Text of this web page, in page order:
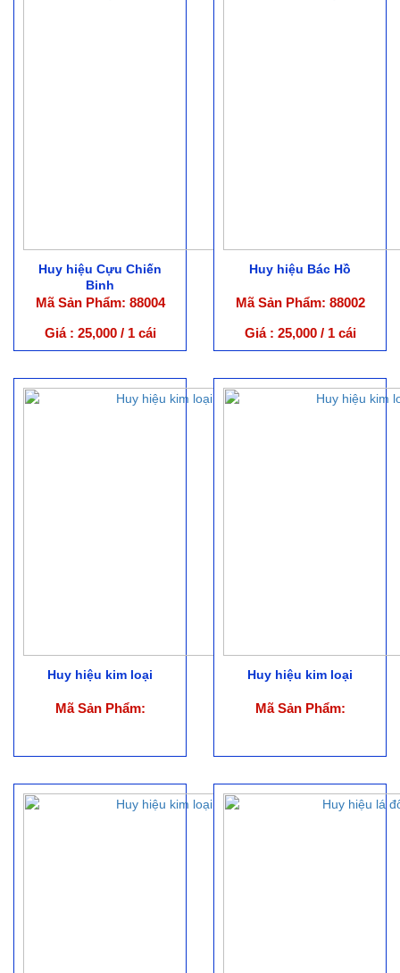
Huy hiệu Cựu Chiến
Binh
Mã Sản Phẩm: 88004
Giá : 25,000 / 1 cái
Huy hiệu Bác Hồ
Mã Sản Phẩm: 88002
Giá : 25,000 / 1 cái
Huy hiệu kim loại
Mã Sản Phẩm:
Huy hiệu kim loại
Mã Sản Phẩm: